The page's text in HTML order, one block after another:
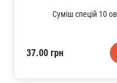
Суміш спецій 10
37.00 грн